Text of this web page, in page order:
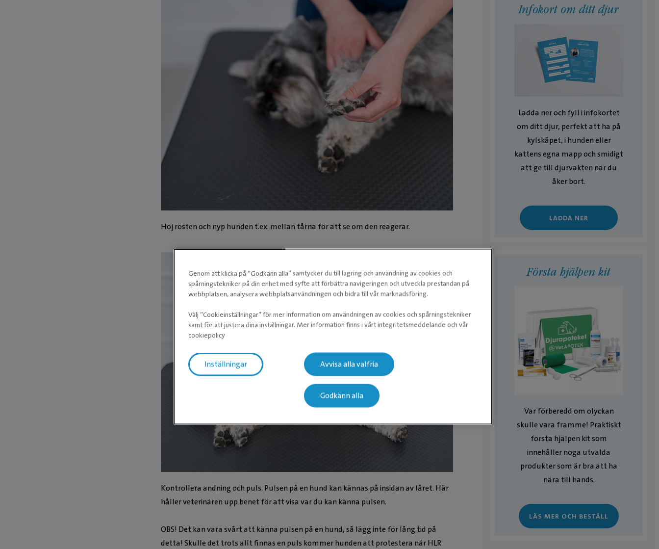
Höj rösten och nyp hunden t.ex. mellan tårna för att se om den reagerar.
Kontrollera andning och puls. Pulsen på en hund kan kännas på insidan av låret. Här
håller veterinären upp benet för att visa var du kan känna pulsen.
OBS! Det kan vara svårt att känna pulsen på en hund, så lägg inte för lång tid på
detta! Skulle det trots allt finnas en puls kommer hunden att protestera när HLR
Infokort om ditt djur
Ladda ner och fyll i infokortet
om ditt djur, perfekt att ha på
kylskåpet, i hunden eller
kattens egna mapp och smidigt
att ge till djurvakten när du
åker bort.
LADDA NER
Första hjälpen kit
Var förberedd om olyckan
skulle vara framme! Praktiskt
första hjälpen kit som
innehåller noga utvalda
produkter som är bra att ha
nära till hands.
LÄS MER OCH BESTÄLL
Genom att klicka på ”Godkänn alla” samtycker du till lagring och användning av cookies och
spårningstekniker på din enhet med syfte att förbättra navigeringen och utveckla prestandan på
webbplatsen, analysera webbplatsanvändningen och bidra till vår marknadsföring.
Välj ”Cookieinställningar” för mer information om användningen av cookies och spårningstekniker
samt för att justera dina inställningar. Mer information finns i vårt integritetsmeddelande och vår
cookiepolicy
Inställningar Avvisa alla valfria
Godkänn alla